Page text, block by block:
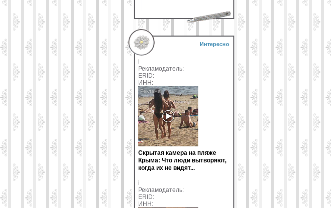
Интересно
i
Рекламодатель:
ERID:
ИНН:
Скрытая камера на пляже
Крыма: Что люди вытворяют,
когда их не видят...
i
Рекламодатель:
ERID:
ИНН: